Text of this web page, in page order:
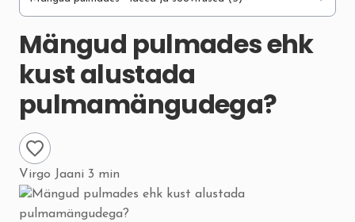
Mängud pulmades ehk
kust alustada
pulmamängudega?
Virgo Jaani 3 min